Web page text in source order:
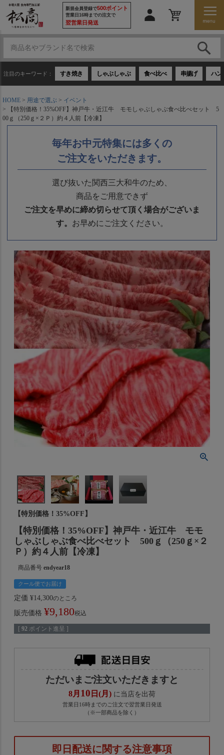
新規会員登録で500ポイント
営業日16時までの注文で
翌営業日発送
注目のキーワード： すき焼き しゃぶしゃぶ 食べ比べ 串揚げ ハン
HOME 用途で選ぶ
イベント
【特別価格！35%OFF】神戸牛・近江牛 モモしゃぶしゃぶ食べ比べセット 5
00ｇ（250ｇ×２Ｐ）約４人前【冷凍】
毎年お中元特集には多くの
ご注文をいただきます。
選び抜いた関西三大和牛のため、
商品をご用意できず
ご注文を早めに締め切らせて頂く場合がございま
す。 お早めにご注文ください。
【特別価格！35%OFF】
【特別価格！35%OFF】神戸牛・近江牛 モモ
しゃぶしゃぶ食べ比べセット 500ｇ（250ｇ×２
Ｐ）約４人前【冷凍】
商品番号 endyear18
クール便でお届け
定価 ¥14,300のところ
販売価格 ¥9,180税込
[ 92 ポイント進呈 ]
ただいまご注文いただきますと
8月 10 日(月) に当店を出荷
営業日16時までのご注文で翌営業日発送
（※一部商品を除く）
即日配送に関する注意事項